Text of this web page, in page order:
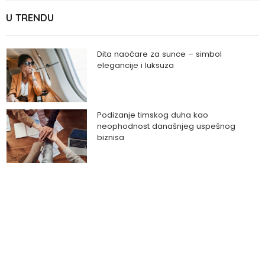
U TRENDU
Dita naočare za sunce – simbol
elegancije i luksuza
Podizanje timskog duha kao
neophodnost današnjeg uspešnog
biznisa